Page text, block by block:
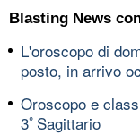
Blasting News
L'oroscopo di
posto, in arrivo
Oroscopo e
3ﾟSagittario